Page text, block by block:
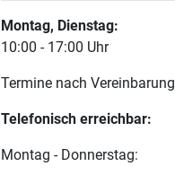
Montag, Dienstag:
10:00 - 17:00 Uhr
Termine nach Vereinbarung
Telefonisch erreichbar:
Montag - Donnerstag: